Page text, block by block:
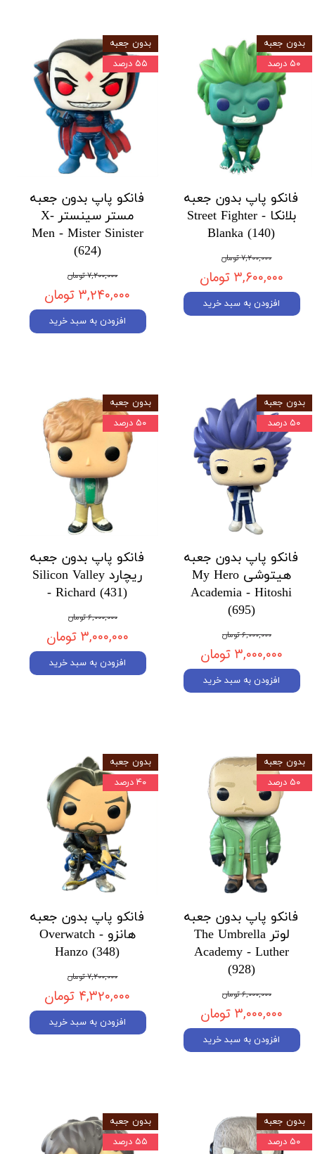
فانکو پاپ بدون جعبه
بلانکا Street Fighter -
Blanka (140)
۷,۲۰۰,۰۰۰ تومان
۳,۶۰۰,۰۰۰ تومان
افزودن به سبد خرید
بدون جعبه
۵۰ درصد
فانکو پاپ بدون جعبه
مستر سینستر X-
Men - Mister Sinister
(624)
۷,۲۰۰,۰۰۰ تومان
۳,۲۴۰,۰۰۰ تومان
افزودن به سبد خرید
بدون جعبه
۵۵ درصد
فانکو پاپ بدون جعبه
هیتوشی My Hero
Academia - Hitoshi
(695)
۶,۰۰۰,۰۰۰ تومان
۳,۰۰۰,۰۰۰ تومان
افزودن به سبد خرید
بدون جعبه
۵۰ درصد
فانکو پاپ بدون جعبه
ریچارد Silicon Valley
- Richard (431)
۶,۰۰۰,۰۰۰ تومان
۳,۰۰۰,۰۰۰ تومان
افزودن به سبد خرید
بدون جعبه
۵۰ درصد
فانکو پاپ بدون جعبه
لوتر The Umbrella
Academy - Luther
(928)
۶,۰۰۰,۰۰۰ تومان
۳,۰۰۰,۰۰۰ تومان
افزودن به سبد خرید
بدون جعبه
۵۰ درصد
فانکو پاپ بدون جعبه
هانزو Overwatch -
Hanzo (348)
۷,۲۰۰,۰۰۰ تومان
۴,۳۲۰,۰۰۰ تومان
افزودن به سبد خرید
بدون جعبه
۴۰ درصد
بدون جعبه
۵۰ درصد
بدون جعبه
۵۵ درصد